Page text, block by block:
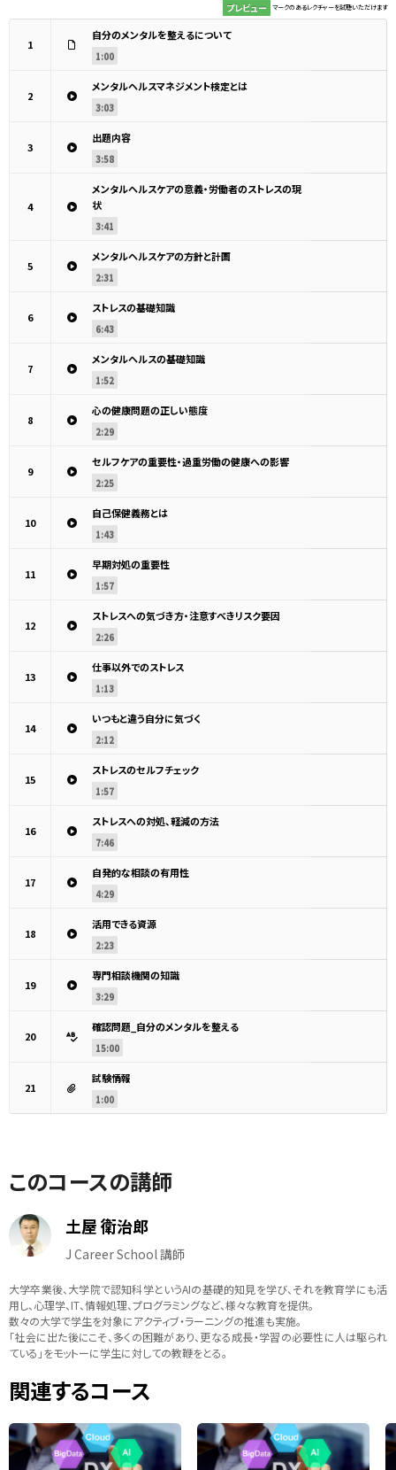
プレビュー マークのあるレクチャーを試聴いただけます
1
自分のメンタルを整えるについて
1:00
2
メンタルヘルスマネジメント検定とは
3:03
3
出題内容
3:58
4
メンタルヘルスケアの意義・労働者のストレスの現
状
3:41
5
メンタルヘルスケアの方針と計画
2:31
6
ストレスの基礎知識
6:43
7
メンタルヘルスの基礎知識
1:52
8
心の健康問題の正しい態度
2:29
9
セルフケアの重要性・過重労働の健康への影響
2:25
10
自己保健義務とは
1:43
11
早期対処の重要性
1:57
12
ストレスへの気づき方・注意すべきリスク要因
2:26
13
仕事以外でのストレス
1:13
14
いつもと違う自分に気づく
2:12
15
ストレスのセルフチェック
1:57
16
ストレスへの対処、軽減の方法
7:46
17
自発的な相談の有用性
4:29
18
活用できる資源
2:23
19
専門相談機関の知識
3:29
20
確認問題_自分のメンタルを整える
15:00
21
試験情報
1:00
このコースの講師
土屋 衛治郎
J Career School 講師
大学卒業後、大学院で認知科学というAIの基礎的知見を学び、それを教育学にも活
用し、心理学、IT、情報処理、プログラミングなど、様々な教育を提供。
数々の大学で学生を対象にアクティブ・ラーニングの推進も実施。
「社会に出た後にこそ、多くの困難があり、更なる成長・学習の必要性に人は駆られ
ている」をモットーに学生に対しての教鞭をとる。
関連するコース